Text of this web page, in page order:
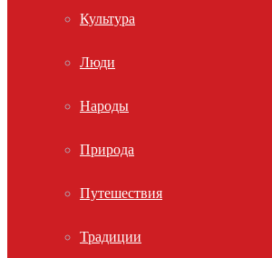
Культура
Люди
Народы
Природа
Путешествия
Традиции